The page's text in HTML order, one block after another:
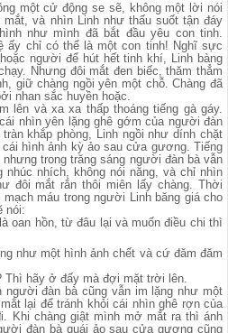
một cử động se sẽ, không một lời nói
và nhìn Linh như thấu suốt tận đáy
như mình đã bắt đầu yêu con tinh.
ấy chỉ có thể là một con tinh! Nghĩ sực
người để hút hết tinh khí, Linh bàng
Nhưng đôi mắt đen biếc, thăm thẳm
giữ chàng ngồi yên một chỗ. Chàng đã
nhan sắc huyền hoặc.
lên và xa xa thấp thoáng tiếng gà gáy.
nhìn yên lặng ghê gớm của người đàn
khắp phòng, Linh ngồi như dính chặt
hình ảnh kỳ ảo sau cửa gương. Tiếng
trong trăng sáng người đàn bà vẫn
nhích, không nói năng, và chỉ nhìn
đôi mắt rắn thôi miên lấy chàng. Thời
máu trong người Linh băng giá cho
nói:
oan hồn, từ đâu lại và muốn điều chi thì
như một hình ảnh chết và cứ đăm đăm
Thì hãy ở đấy mà đợi mặt trời lên.
người đàn bà cũng vẫn im lặng như một
lại để tránh khỏi cái nhìn ghê rợn của
Khi chàng giật mình mở mắt ra thì ánh
đàn bà quái ảo sau cửa gương cũng